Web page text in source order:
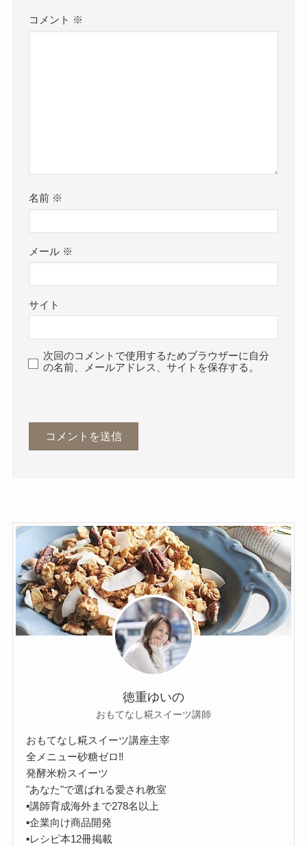
コメント ※
名前 ※
メール ※
サイト
次回のコメントで使用するためブラウザーに自分
の名前、メールアドレス、サイトを保存する。
徳重ゆいの
おもてなし糀スイーツ講師
おもてなし糀スイーツ講座主宰
全メニュー砂糖ゼロ‼︎
発酵米粉スイーツ
"あなた"で選ばれる愛され教室
▪︎講師育成海外まで278名以上
▪︎企業向け商品開発
▪︎レシピ本12冊掲載